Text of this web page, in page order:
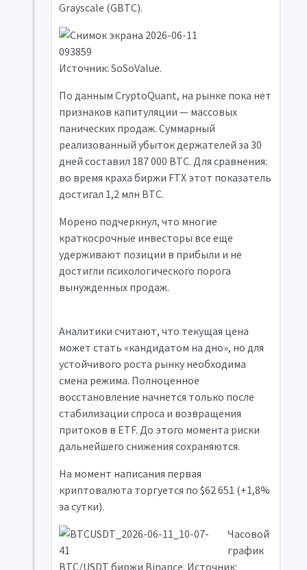
Grayscale (GBTC).
Источник: SoSoValue.
По данным CryptoQuant, на рынке пока нет
признаков капитуляции — массовых
панических продаж. Суммарный
реализованный убыток держателей за 30
дней составил 187 000 BTC. Для сравнения:
во время краха биржи FTX этот показатель
достигал 1,2 млн BTC.
Морено подчеркнул, что многие
краткосрочные инвесторы все еще
удерживают позиции в прибыли и не
достигли психологического порога
вынужденных продаж.
Аналитики считают, что текущая цена
может стать «кандидатом на дно», но для
устойчивого роста рынку необходима
смена режима. Полноценное
восстановление начнется только после
стабилизации спроса и возвращения
притоков в ETF. До этого момента риски
дальнейшего снижения сохраняются.
На момент написания первая
криптовалюта торгуется по $62 651 (+1,8%
за сутки).
Часовой
график
BTC/USDT биржи Binance. Источник: